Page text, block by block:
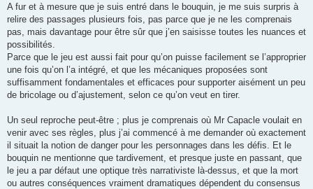
A fur et à mesure que je suis entré dans le bouquin, je me suis surpris à
relire des passages plusieurs fois, pas parce que je ne les comprenais
pas, mais davantage pour être sûr que j’en saisisse toutes les nuances et
possibilités.
Parce que le jeu est aussi fait pour qu’on puisse facilement se l’approprier
une fois qu’on l’a intégré, et que les mécaniques proposées sont
suffisamment fondamentales et efficaces pour supporter aisément un peu
de bricolage ou d’ajustement, selon ce qu’on veut en tirer.
Un seul reproche peut-être ; plus je comprenais où Mr Capacle voulait en
venir avec ses règles, plus j’ai commencé à me demander où exactement
il situait la notion de danger pour les personnages dans les défis. Et le
bouquin ne mentionne que tardivement, et presque juste en passant, que
le jeu a par défaut une optique très narrativiste là-dessus, et que la mort
ou autres conséquences vraiment dramatiques dépendent du consensus